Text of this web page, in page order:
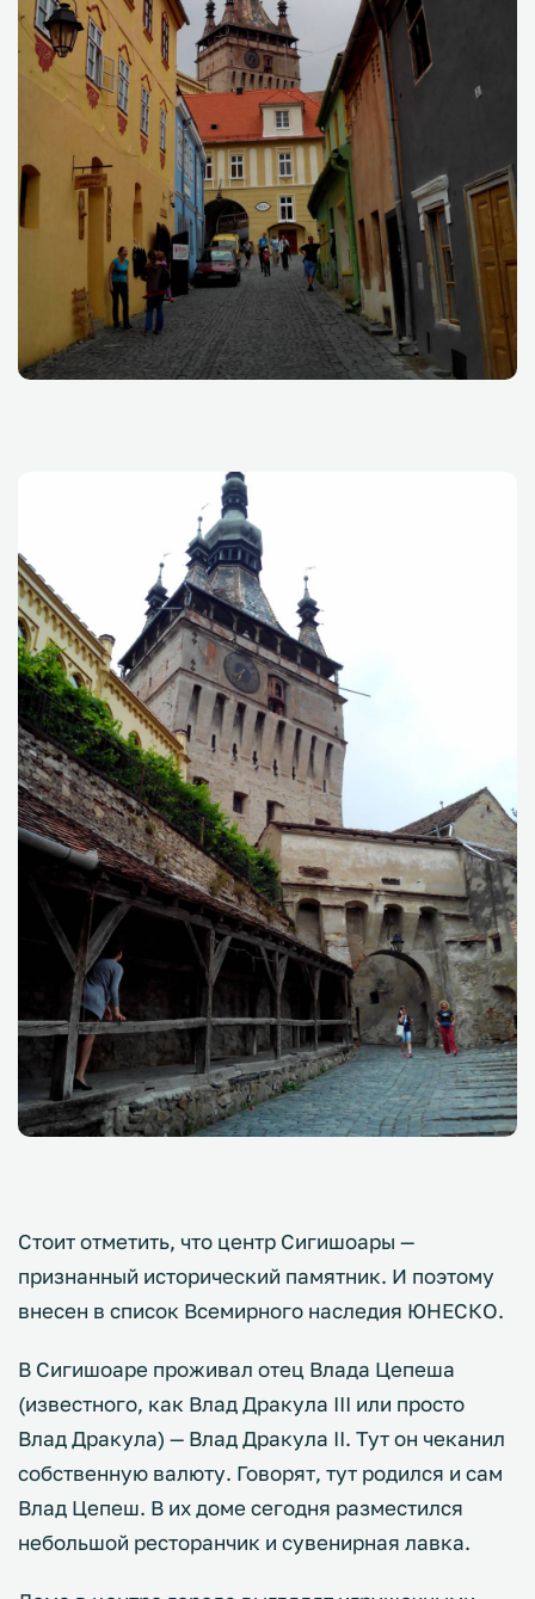
Стоит отметить, что центр Сигишоары —
признанный исторический памятник. И поэтому
внесен в список Всемирного наследия ЮНЕСКО.
В Сигишоаре проживал отец Влада Цепеша
(известного, как Влад Дракула III или просто
Влад Дракула) — Влад Дракула II. Тут он чеканил
собственную валюту. Говорят, тут родился и сам
Влад Цепеш. В их доме сегодня разместился
небольшой ресторанчик и сувенирная лавка.